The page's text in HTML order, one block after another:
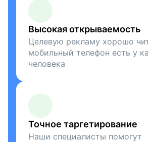
Высокая открываемость
Целевую рекламу хорошо
мобильный телефон есть у
человека
Точное таргетирование
Наши специалисты помогут